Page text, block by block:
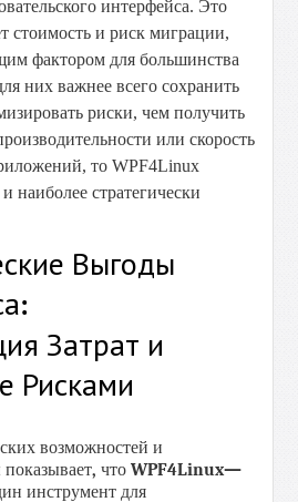
интерфейса. Это
стоимость и риск миграции,
фактором для большинства
них важнее всего сохранить
риски, чем получить
или скорость
то WPF4Linux
наиболее стратегически
Выгоды
:
Затрат и
Рисками
возможностейи
показывает,чтоWPF4Linux—
инструмент для